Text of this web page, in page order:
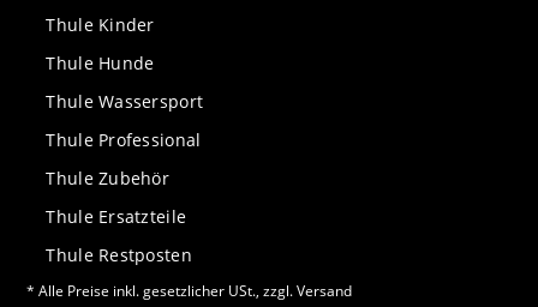
Thule Kinder
Thule Hunde
Thule Wassersport
Thule Professional
Thule Zubehör
Thule Ersatzteile
Thule Restposten
* Alle Preise inkl. gesetzlicher USt., zzgl.Versand